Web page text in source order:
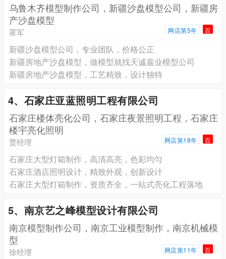
乌鲁木齐模型制作公司，新疆沙盘模型公司，新疆房
产沙盘模型
霍军 网店第5年 百
新疆沙盘模型公司，专业团队，价格公正
新疆房地产沙盘模型，做模型就找天诚嘉业模型公司
新疆房地产沙盘模型，工艺精致，设计独特
4、石家庄亚蓝照明工程有限公司
石家庄楼体亮化公司，石家庄夜景照明工程，石家庄
楼宇亮化照明
贾经理 网店第18年 百
石家庄大型灯箱制作，高清高亮，色彩均匀
石家庄酒店照明设计，精致外观，创新设计
石家庄大型灯箱制作，资质齐全，一站式亮化工程落地
5、南京艺之峰模型设计有限公司
南京模型制作公司，南京工业模型制作，南京机械模
型
徐经理 网店第11年 百